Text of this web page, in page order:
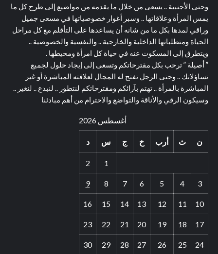
وحتى الأجنبية .. يسعى من خلال ما يقدمه من مواضيع إلى طرح كل ما
يمس المرأة وعلاقاتها .. وسبر أغوار خصوصياتها في مسعى جميل
وراقي لمدها بكل ما من شانه أن يساعدها على التأقلم مع كل مراحل
الحياة ومتطلباتها الداخلية والخارجية .. والنفسية والخصوصية ..
ويتطرق إلى المسكوت عنه في حياة كل امرأة ومحيطها .
” أصيلة ” ترحب بكل مقترحاتكم وتسعى إلى إيجاد حلول لجميع
تساؤلاتك .. وحتى الرجل تفتح له المجال لعلاقته المباشرة أو غير
المباشرة بالمرأة .. تهتم بآرائكم ومقترحاتكم لنتطور .. لنبدع .. لنغير ..
وسيكون الرقي والأناقة والتواضع والاحترام من أهم مبادئنا
أغسطس 2026
ن ث أرب خ ج س د
1
2
3
4
5
6
7
8
9
10
11
12
13
14
15
16
17
18
19
20
21
22
23
24
25
26
27
28
29
30